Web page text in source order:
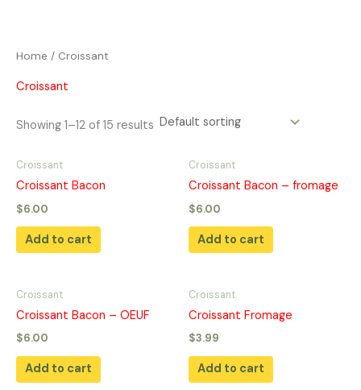
Home / Croissant
Croissant
Showing 1–12 of 15 results
Croissant
Croissant Bacon
$6.00
Add to cart
Croissant
Croissant Bacon – fromage
$6.00
Add to cart
Croissant
Croissant Bacon – OEUF
$6.00
Add to cart
Croissant
Croissant Fromage
$3.99
Add to cart